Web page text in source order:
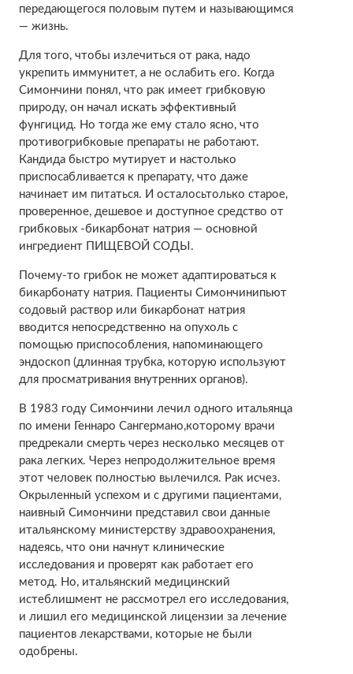
передающегося половым путем и называющимся
— жизнь.
Для того, чтобы излечиться от рака, надо
укрепить иммунитет, а не ослабить его. Когда
Симончини понял, что рак имеет грибковую
природу, он начал искать эффективный
фунгицид. Но тогда же ему стало ясно, что
противогрибковые препараты не работают.
Кандида быстро мутирует и настолько
приспосабливается к препарату, что даже
начинает им питаться. И осталосьтолько старое,
проверенное, дешевое и доступное средство от
грибковых -бикарбонат натрия — основной
ингредиент ПИЩЕВОЙ СОДЫ.
Почему-то грибок не может адаптироваться к
бикарбонату натрия. Пациенты Симончинипьют
содовый раствор или бикарбонат натрия
вводится непосредственно на опухоль с
помощью приспособления, напоминающего
эндоскоп (длинная трубка, которую используют
для просматривания внутренних органов).
В 1983 году Симончини лечил одного итальянца
по имени Геннаро Сангермано,которому врачи
предрекали смерть через несколько месяцев от
рака легких. Через непродолжительное время
этот человек полностью вылечился. Рак исчез.
Окрыленный успехом и с другими пациентами,
наивный Симончини представил свои данные
итальянскому министерству здравоохранения,
надеясь, что они начнут клинические
исследования и проверят как работает его
метод. Но, итальянский медицинский
истеблишмент не рассмотрел его исследования,
и лишил его медицинской лицензии за лечение
пациентов лекарствами, которые не были
одобрены.